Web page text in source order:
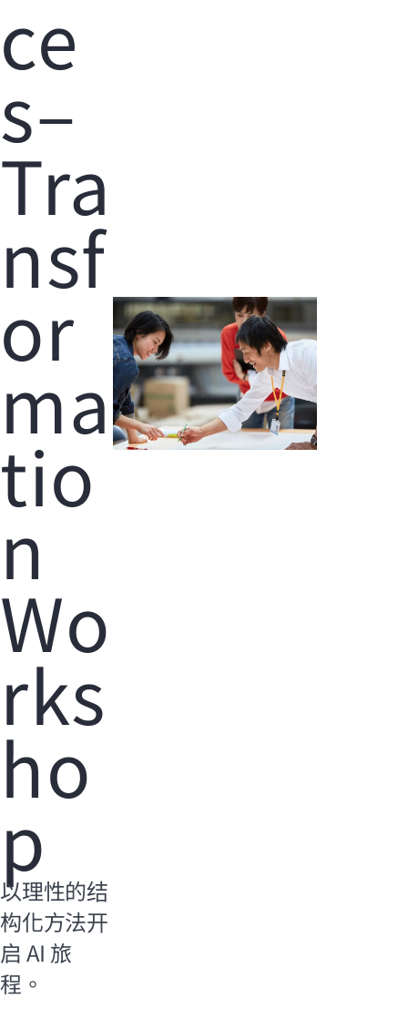
ce
s–
Tra
nsf
or
ma
tio
n
Wo
rks
ho
p
以理性的结
构化方法开
启 AI 旅
程。